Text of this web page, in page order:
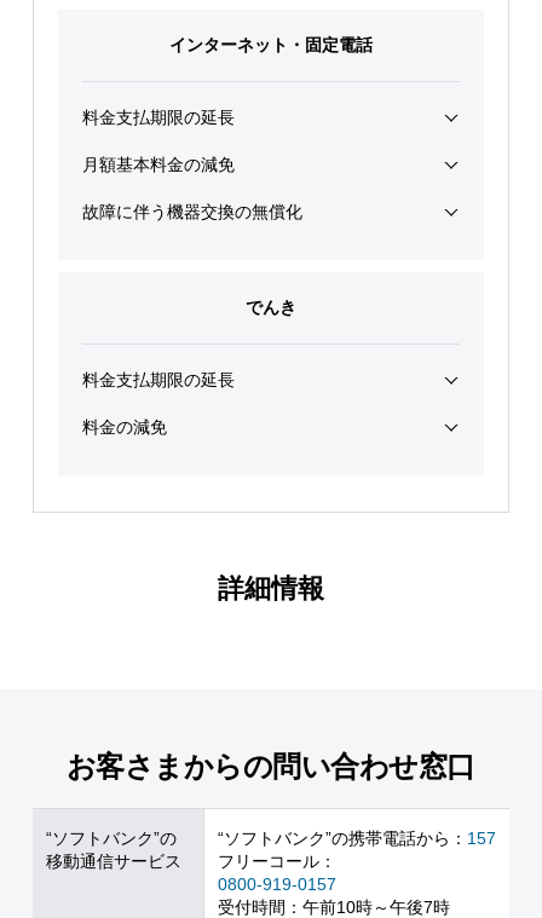
インターネット・ 固定電話
料金支払期限の延長
月額基本料金の減免
故障に伴う機器交換の無償化
でんき
料金支払期限の延長
料金の減免
詳細情報
お客さまからの問い合わせ窓口
“ソフトバンク”の
移動通信サービス
“ソフトバンク”の携帯電話から： 157
フリーコール：
0800-919-0157
受付時間：午前10時～午後7時